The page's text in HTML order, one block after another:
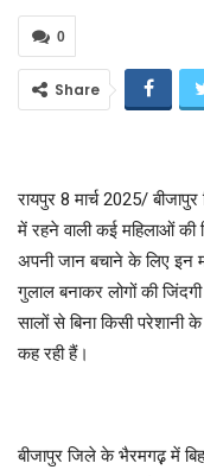
0
Share
रायपुर 8 मार्च 2025/
में रहने वाली कई महिलाओं की
अपनी जान बचाने के लिए इन
गुलाल बनाकर लोगों की
सालों से बिना किसी
कह रही हैं।
बीजापुर जिले के भैरमगढ़़ में